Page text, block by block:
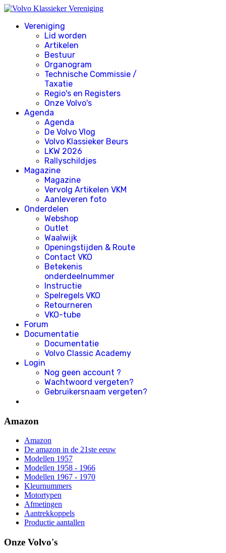
Vereniging
Lid worden
Artikelen
Bestuur
Organogram
Technische Commissie /
Taxatie
Regio's en Registers
Onze Volvo's
Agenda
Agenda
De Volvo Vlog
Volvo Klassieker Beurs
LKW 2026
Rallyschildjes
Magazine
Magazine
Vervolg Artikelen VKM
Aanleveren foto
Onderdelen
Webshop
Outlet
Waalwijk
Openingstijden & Route
Contact VKO
Betekenis
onderdeelnummer
Instructie
Spelregels VKO
Retourneren
VKO-tube
Forum
Documentatie
Documentatie
Volvo Classic Academy
Login
Nog geen account ?
Wachtwoord vergeten?
Gebruikersnaam vergeten?
Amazon
Amazon
De amazon in de 21ste eeuw
Modellen 1957
Modellen 1958 - 1966
Modellen 1967 - 1970
Kleurnummers
Motortypen
Afmetingen
Aantrekkoppels
Productie aantallen
Onze Volvo's